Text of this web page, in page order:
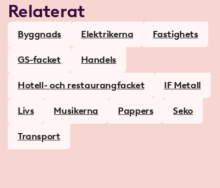
Relaterat
Byggnads Elektrikerna Fastighets
GS-facket Handels
Hotell- och restaurangfacket IF Metall
Livs Musikerna Pappers Seko
Transport